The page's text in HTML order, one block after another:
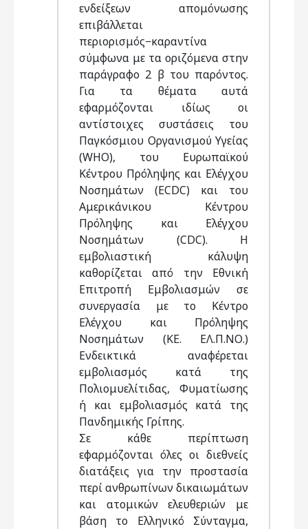
ενδείξεων απομόνωσης
επιβάλλεται
περιορισμός−καραντίνα
σύμφωνα με τα οριζόμενα στην
παράγραφο 2 β του παρόντος.
Για τα θέματα αυτά
εφαρμόζονται ιδίως οι
αντίστοιχες συστάσεις του
Παγκόσμιου Οργανισμού Υγείας
(WHO), του Ευρωπαϊκού
Κέντρου Πρόληψης και Ελέγχου
Νοσημάτων (ECDC) και του
Αμερικάνικου Κέντρου
Πρόληψης και Ελέγχου
Νοσημάτων (CDC). Η
εμβολιαστική κάλυψη
καθορίζεται από την Εθνική
Επιτροπή Εμβολιασμών σε
συνεργασία με το Κέντρο
Ελέγχου και Πρόληψης
Νοσημάτων (ΚΕ. ΕΛ.Π.ΝΟ.)
Ενδεικτικά αναφέρεται
εμβολιασμός κατά της
Πολιομυελίτιδας, Φυματίωσης
ή και εμβολιασμός κατά της
Πανδημικής Γρίπης.
Σε κάθε περίπτωση
εφαρμόζονται όλες οι διεθνείς
διατάξεις για την προστασία
περί ανθρωπίνων δικαιωμάτων
και ατομικών ελευθεριών με
βάση το Ελληνικό Σύνταγμα,